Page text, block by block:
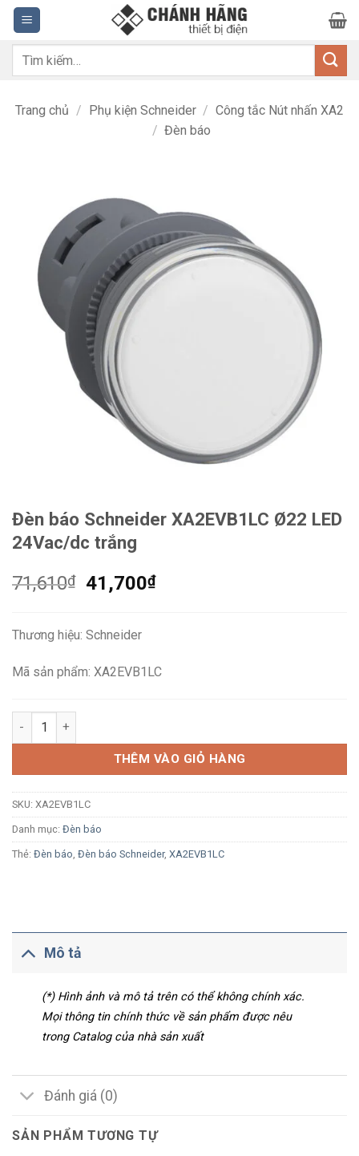
Bỏ
qua
nội
dung
Tìm
Trang chủ / Phụ kiện Schneider / Công tắc Nút nhấn XA2
/ Đèn báo
Đèn báo Schneider XA2EVB1LC Ø22 LED
24Vac/dc trắng
71,610₫
Giá
71,610₫.
41,700₫Giá
Thương hiệu: Schneider
Mã sản phẩm: XA2EVB1LC
Đèn báo Schneider XA2EVB1LC Ø22 LED 24Vac/dc trắng số
THÊM VÀO GIỎ HÀNG
SKU: XA2EVB1LC
Danh mục: Đèn báo
Thẻ: Đèn báo Đèn báo Schneider, XA2EVB1LC
Mô tả
(*) Hình ảnh và mô tả trên có thể không chính xác.
Mọi thông tin chính thức về sản phẩm được nêu
trong Catalog của nhà sản xuất
Đánh giá (0)
SẢN PHẨM TƯƠNG TỰ